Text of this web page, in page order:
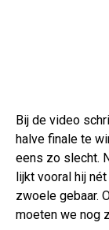
Bij de video
halve finale te
eens zo slecht.
lijkt vooral hij
zwoele gebaar.
moeten we nog